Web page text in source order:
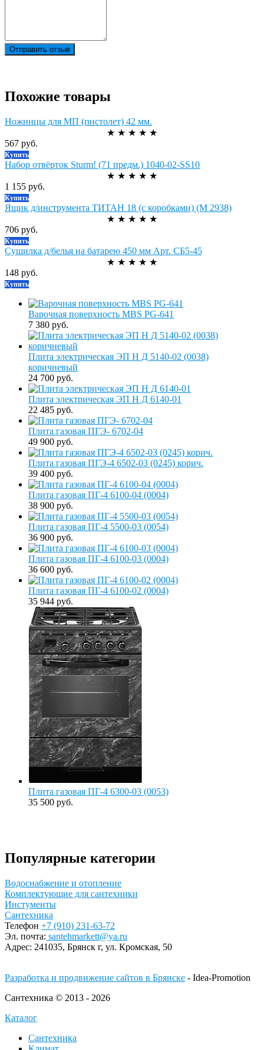
Отправить отзыв
Похожие товары
Ножницы для МП (пистолет) 42 мм.
★ ★ ★ ★ ★
567 руб.
Купить
Набор отвёрток Sturm! (71 предм.) 1040-02-SS10
★ ★ ★ ★ ★
1 155 руб.
Купить
Ящик д/инструмента ТИТАН 18 (с коробками) (М 2938)
★ ★ ★ ★ ★
706 руб.
Купить
Сушилка д/белья на батарею 450 мм Арт. СБ5-45
★ ★ ★ ★ ★
148 руб.
Купить
Варочная поверхность MBS PG-641
7 380 руб.
Плита электрическая ЭП Н Д 5140-02 (0038)
коричневый
24 700 руб.
Плита электрическая ЭП Н Д 6140-01
22 485 руб.
Плита газовая ПГЭ- 6702-04
49 900 руб.
Плита газовая ПГЭ-4 6502-03 (0245) корич.
39 400 руб.
Плита газовая ПГ-4 6100-04 (0004)
38 900 руб.
Плита газовая ПГ-4 5500-03 (0054)
36 900 руб.
Плита газовая ПГ-4 6100-03 (0004)
36 600 руб.
Плита газовая ПГ-4 6100-02 (0004)
35 944 руб.
Плита газовая ПГ-4 6300-03 (0053)
35 500 руб.
Популярные категории
Водоснабжение и отопление
Комплектующие для сантехники
Инстументы
Сантехника
Телефон +7 (910) 231-63-72
Эл. почта: santehmarkett@ya.ru
Адрес: 241035, Брянск г, ул. Кромская, 50
Разработка и продвижение сайтов в Брянске - Idea-Promotion
Сантехника © 2013 - 2026
Каталог
Сантехника